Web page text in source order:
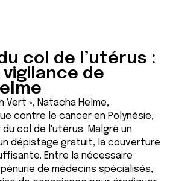
col de l’utérus :
vigilance de
Vert », Natacha Helme,
contre le cancer en Polynésie,
col de l'utérus. Malgré un
dépistage gratuit, la couverture
Entre la nécessaire
de médecins spécialisés,